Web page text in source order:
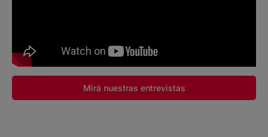
Mirá nuestras entrevistas